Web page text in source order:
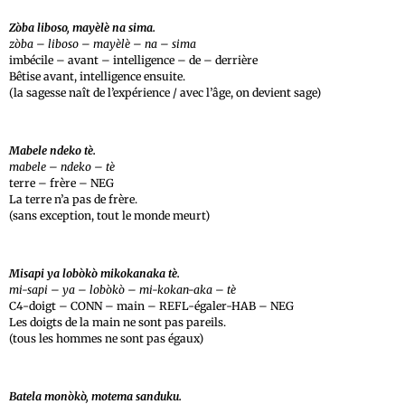
Zòba liboso, mayèlè na sima.
zòba – liboso – mayèlè – na – sima
imbécile – avant – intelligence – de – derrière
Bêtise avant, intelligence ensuite.
(la sagesse naît de l’expérience / avec l’âge, on devient sage)
Mabele ndeko tè.
mabele – ndeko – tè
terre – frère – NEG
La terre n’a pas de frère.
(sans exception, tout le monde meurt)
Misapi ya lobòkò mikokanaka tè.
mi-sapi – ya – lobòkò – mi-kokan-aka – tè
C4-doigt – CONN – main – REFL-égaler-HAB – NEG
Les doigts de la main ne sont pas pareils.
(tous les hommes ne sont pas égaux)
Batela monòkò, motema sanduku.